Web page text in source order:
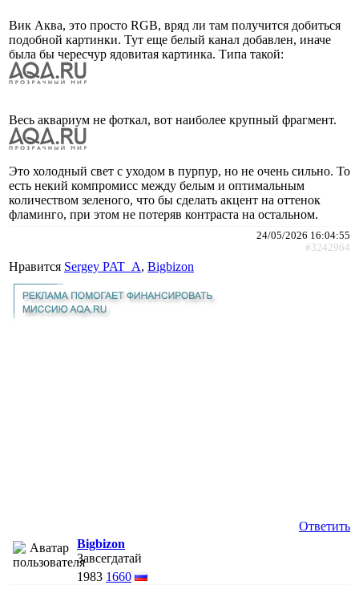
Вик Аква, это просто RGB, вряд ли там получится добиться
подобной картинки. Тут еще белый канал добавлен, иначе
была бы чересчур ядовитая картинка. Типа такой:
Весь аквариум не фоткал, вот наиболее крупный фрагмент.
Это холодный свет с уходом в пурпур, но не очень сильно. То
есть некий компромисс между белым и оптимальным
количеством зеленого, что бы сделать акцент на оттенок
фламинго, при этом не потеряв контраста на остальном.
24/05/2026 16:04:55
#3242964
Нравится Sergey PAT_A, Bigbizon
Ответить
Bigbizon
Завсегдатай
1983 1660